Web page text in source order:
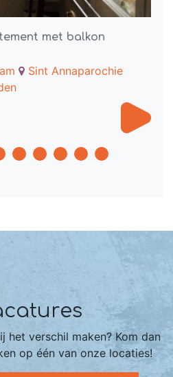
met balkon
Sint Annaparochie
het verschil maken? Kom dan
op één van onze locaties!